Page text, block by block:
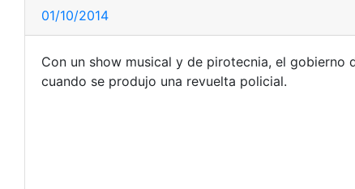
01/10/2014
Con un show musical y de pirotecnia, el
cuando se produjo una revuelta policial.